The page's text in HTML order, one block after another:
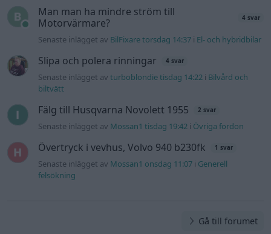
Man man ha mindre ström till
Motorvärmare?
4 svar
Senaste inlägget av BilFixare torsdag 14:37 i El- och hybridbilar
Slipa och polera rinningar 4 svar
Senaste inlägget avturboblondie tisdag 14:22 i Bilvård och
biltvätt
Fälg till Husqvarna Novolett 1955 2 svar
Senaste inlägget av Mossan1 tisdag 19:42 i Övriga fordon
Övertryck i vevhus, Volvo 940 b230fk 1 svar
Senaste inlägget av Mossan1 onsdag 11:07 i Generell
felsökning
Gå till forumet